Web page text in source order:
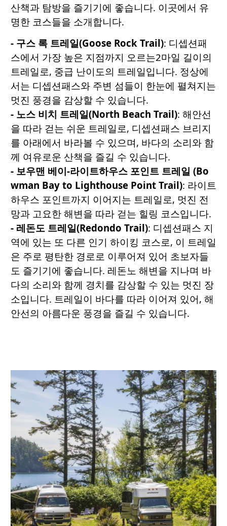
산책과 탐방을 즐기기에 좋습니다. 이곳에서 유
명한 코스들을 소개합니다.
- 구스 록 트레일(Goose Rock Trail): 디셉션패
스에서 가장 높은 지점까지 오르는2마일 길이의
트레일로, 중급 난이도의 트레일입니다. 정상에
서는 디셉션패스와 주변 섬들이 한눈에 펼쳐지는
멋진 풍경을 감상할 수 있습니다.
- 노스 비치 트레일(North Beach Trail): 해안선
을 따라 걷는 쉬운 트레일로, 디셉션패스 브리지
를 아래에서 바라볼 수 있으며, 바다의 소리와 함
께 여유로운 산책을 즐길 수 있습니다.
- 보우맨 베이-라이트하우스 포인트 트레일 (Bo
wman Bay to Lighthouse Point Trail): 라이트
하우스 포인트까지 이어지는 트레일로, 멋진 전
망과 고요한 해변을 따라 걷는 힐링 코스입니다.
- 레돈도 트레일(Redondo Trail): 디셉션패스 지
역에 있는 또 다른 인기 하이킹 코스로, 이 트레일
은 주로 평탄한 경로로 이루어져 있어 초보자들
도 즐기기에 좋습니다. 레돈노 해변을 지나며 바
다의 소리와 함께 경치를 감상할 수 있는 멋진 장
소입니다. 트레일이 바다를 따라 이어져 있어, 해
안선의 아름다운 풍경을 즐길 수 있습니다.